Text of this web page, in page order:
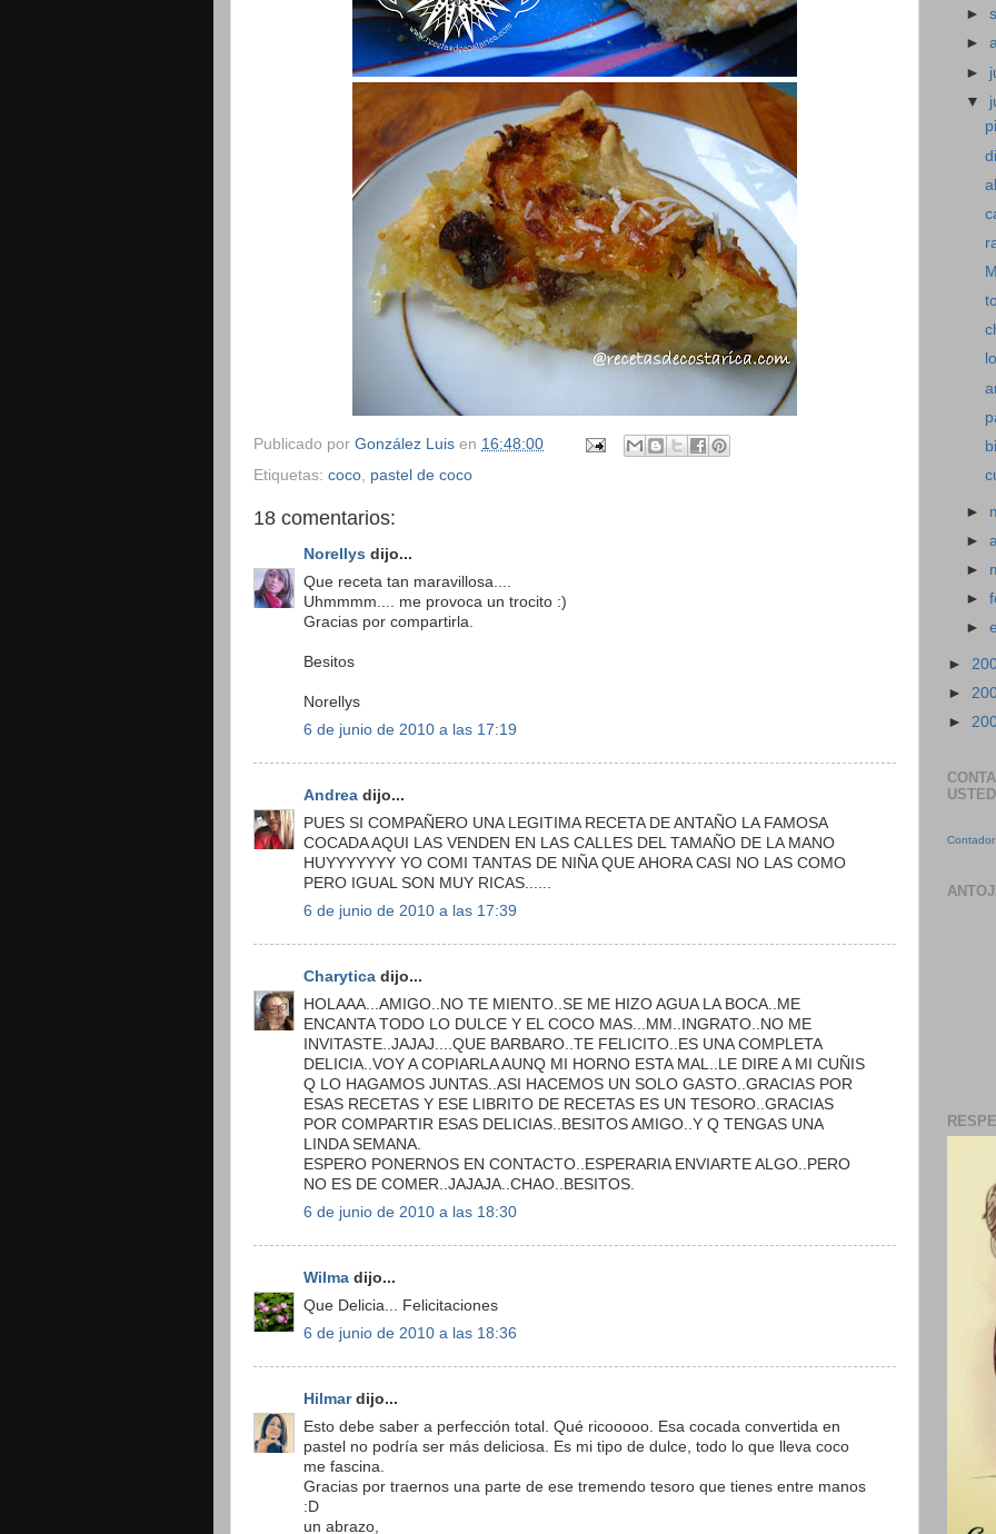
Publicado por González Luis en 16:48:00
Etiquetas: coco pastel de coco
18 comentarios:
Norellys dijo...
Que receta tan maravillosa....
Uhmmmm.... me provoca un trocito :)
Gracias por compartirla.
Besitos
Norellys
6 de junio de 2010 a las 17:19
Andrea dijo...
PUES SI COMPAÑERO UNA LEGITIMA RECETA DE ANTAÑO LA FAMOSA
COCADA AQUI LAS VENDEN EN LAS CALLES DEL TAMAÑO DE LA MANO
HUYYYYYYY YO COMI TANTAS DE NIÑA QUE AHORA CASI NO LAS COMO
PERO IGUAL SON MUY RICAS......
6 de junio de 2010 a las 17:39
Charytica dijo...
HOLAAA...AMIGO..NO TE MIENTO..SE ME HIZO AGUA LA BOCA..ME
ENCANTA TODO LO DULCE Y EL COCO MAS...MM..INGRATO..NO ME
INVITASTE..JAJAJ....QUE BARBARO..TE FELICITO..ES UNA COMPLETA
DELICIA..VOY A COPIARLA AUNQ MI HORNO ESTA MAL..LE DIRE A MI CUÑIS
Q LO HAGAMOS JUNTAS..ASI HACEMOS UN SOLO GASTO..GRACIAS POR
ESAS RECETAS Y ESE LIBRITO DE RECETAS ES UN TESORO..GRACIAS
POR COMPARTIR ESAS DELICIAS..BESITOS AMIGO..Y Q TENGAS UNA
LINDA SEMANA.
ESPERO PONERNOS EN CONTACTO..ESPERARIA ENVIARTE ALGO..PERO
NO ES DE COMER..JAJAJA..CHAO..BESITOS.
6 de junio de 2010 a las 18:30
Wilma dijo...
Que Delicia... Felicitaciones
6 de junio de 2010 a las 18:36
Hilmardijo...
Esto debe saber a perfección total. Qué ricooooo. Esa cocada convertida en
pastel no podría ser más deliciosa. Es mi tipo de dulce, todo lo que lleva coco
me fascina.
Gracias por traernos una parte de ese tremendo tesoro que tienes entre manos
:D
un abrazo,
►
►
►
▼
►
►
►
►
►
►
►
►